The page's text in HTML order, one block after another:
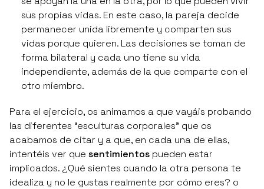
sus propias vidas. En este caso, la pareja decide
permanecer unida libremente y comparten sus
vidas porque quieren. Las decisiones se toman de
forma bilateral y cada uno tiene su vida
independiente, además de la que comparte con el
otro miembro.
Para el ejercicio, os animamos a que vayáis probando
las diferentes “esculturas corporales” que os
acabamos de citar y a que, en cada una de ellas,
intentéis ver que sentimientos pueden estar
implicados. ¿Qué sientes cuando la otra persona te
idealiza y no le gustas realmente por cómo eres? o